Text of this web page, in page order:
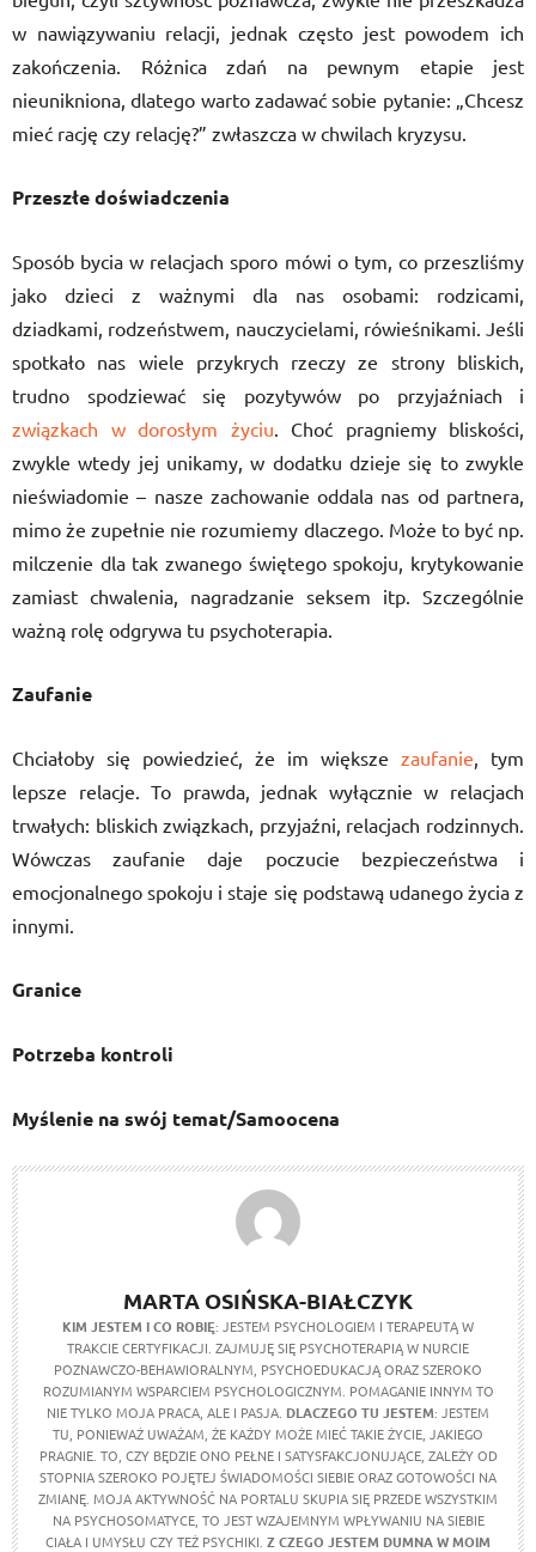
w nawiązywaniu relacji, jednak często jest powodem ich
zakończenia. Różnica zdań na pewnym etapie jest
nieunikniona, dlatego warto zadawać sobie pytanie: „Chcesz
mieć rację czy relację?” zwłaszcza w chwilach kryzysu.
Przeszłe doświadczenia
Sposób bycia w relacjach sporo mówi o tym, co przeszliśmy
jako dzieci z ważnymi dla nas osobami: rodzicami,
dziadkami, rodzeństwem, nauczycielami, rówieśnikami. Jeśli
spotkało nas wiele przykrych rzeczy ze strony bliskich,
trudno spodziewać się pozytywów po przyjaźniach i
związkach w dorosłym życiu. Choć pragniemy bliskości,
zwykle wtedy jej unikamy, w dodatku dzieje się to zwykle
nieświadomie – nasze zachowanie oddala nas od partnera,
mimo że zupełnie nie rozumiemy dlaczego. Może to być np.
milczenie dla tak zwanego świętego spokoju, krytykowanie
zamiast chwalenia, nagradzanie seksem itp. Szczególnie
ważną rolę odgrywa tu psychoterapia.
Zaufanie
Chciałoby się powiedzieć, że im większe zaufanie, tym
lepsze relacje. To prawda, jednak wyłącznie w relacjach
trwałych: bliskich związkach, przyjaźni, relacjach rodzinnych.
Wówczas zaufanie daje poczucie bezpieczeństwa i
emocjonalnego spokoju i staje się podstawą udanego życia z
innymi.
Granice
Potrzeba kontroli
Myślenie na swój temat/Samoocena
MARTA OSIŃSKA-BIAŁCZYK
KIM JESTEM I CO ROBIĘ: JESTEM PSYCHOLOGIEM I TERAPEUTĄ W
TRAKCIE CERTYFIKACJI. ZAJMUJĘ SIĘ PSYCHOTERAPIĄ W NURCIE
POZNAWCZO-BEHAWIORALNYM, PSYCHOEDUKACJĄ ORAZ SZEROKO
ROZUMIANYM WSPARCIEM PSYCHOLOGICZNYM. POMAGANIE INNYM TO
NIE TYLKO MOJA PRACA, ALE I PASJA. DLACZEGO TU JESTEM: JESTEM
TU, PONIEWAŻ UWAŻAM, ŻE KAŻDY MOŻE MIEĆ TAKIE ŻYCIE, JAKIEGO
PRAGNIE. TO, CZY BĘDZIE ONO PEŁNE I SATYSFAKCJONUJĄCE, ZALEŻY OD
STOPNIA SZEROKO POJĘTEJ ŚWIADOMOŚCI SIEBIE ORAZ GOTOWOŚCI NA
ZMIANĘ. MOJA AKTYWNOŚĆ NA PORTALU SKUPIA SIĘ PRZEDE WSZYSTKIM
NA PSYCHOSOMATYCE, TO JEST WZAJEMNYM WPŁYWANIU NA SIEBIE
CIAŁA I UMYSŁU CZY TEŻ PSYCHIKI. Z CZEGO JESTEM DUMNA W MOIM